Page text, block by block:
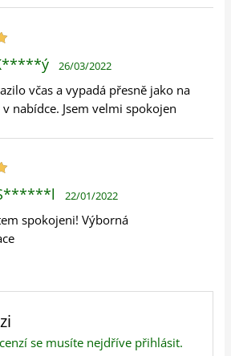
26/03/2022
včas a vypadá přesně jako na
nabídce. Jsem velmi spokojen
22/01/2022
spokojeni! Výborná
se musíte nejdříve přihlásit.